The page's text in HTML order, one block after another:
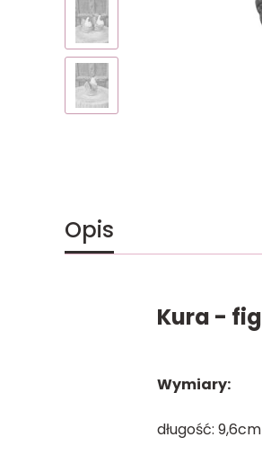
Opis
Kura -
Wymiary:
długość: 9,6cm